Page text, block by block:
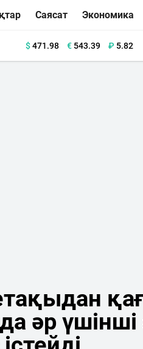
Саясат Экономика
$471.98 €543.39 ₽ 5.82
әр